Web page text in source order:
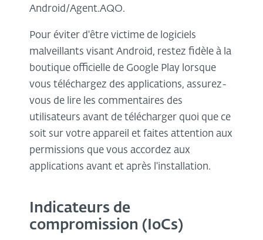
Android/Agent.AQO.
Pour éviter d'être victime de logiciels
malveillants visant Android, restez fidèle à la
boutique officielle de Google Play lorsque
vous téléchargez des applications, assurez-
vous de lire les commentaires des
utilisateurs avant de télécharger quoi que ce
soit sur votre appareil et faites attention aux
permissions que vous accordez aux
applications avant et après l'installation.
Indicateurs de
compromission (IoCs)